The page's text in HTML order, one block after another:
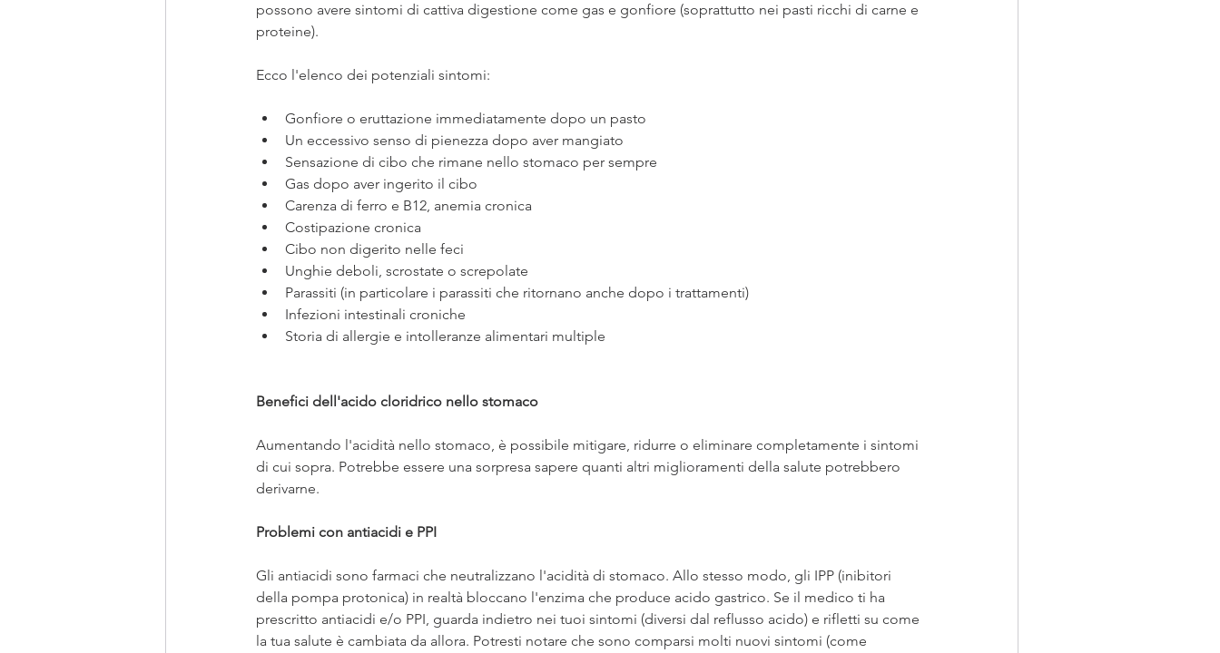
possono avere sintomi di cattiva digestione come gas e gonfiore (soprattutto nei pasti ricchi di carne e
proteine).
Ecco l'elenco dei potenziali sintomi:
Gonfiore o eruttazione immediatamente dopo un pasto
Un eccessivo senso di pienezza dopo aver mangiato
Sensazione di cibo che rimane nello stomaco per sempre
Gas dopo aver ingerito il cibo
Carenza di ferro e B12, anemia cronica
Costipazione cronica
Cibo non digerito nelle feci
Unghie deboli, scrostate o screpolate
Parassiti (in particolare i parassiti che ritornano anche dopo i trattamenti)
Infezioni intestinali croniche
Storia di allergie e intolleranze alimentari multiple
Benefici dell'acido cloridrico nello stomaco
Aumentando l'acidità nello stomaco, è possibile mitigare, ridurre o eliminare completamente i sintomi
di cui sopra. Potrebbe essere una sorpresa sapere quanti altri miglioramenti della salute potrebbero
derivarne.
Problemi con antiacidi e PPI
Gli antiacidi sono farmaci che neutralizzano l'acidità di stomaco. Allo stesso modo, gli IPP (inibitori
della pompa protonica) in realtà bloccano l'enzima che produce acido gastrico. Se il medico ti ha
prescritto antiacidi e/o PPI, guarda indietro nei tuoi sintomi (diversi dal reflusso acido) e rifletti su come
la tua salute è cambiata da allora. Potresti notare che sono comparsi molti nuovi sintomi (come